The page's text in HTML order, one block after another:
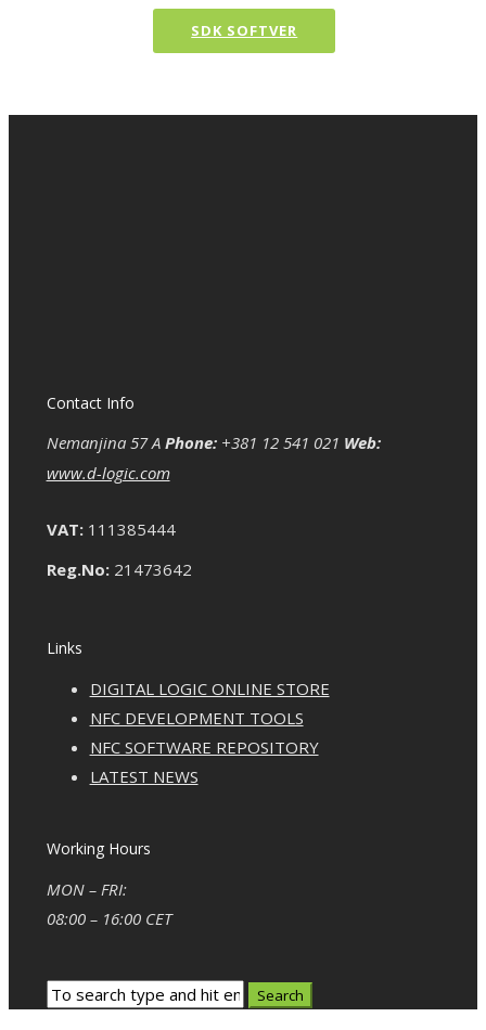
SDK SOFTVER
Contact Info
Nemanjina 57 A Phone:+381 12 541 021 Web:
www.d-logic.com
VAT:111385444
Reg.No:21473642
Links
DIGITAL LOGIC ONLINE STORE
NFC DEVELOPMENT TOOLS
NFC SOFTWARE REPOSITORY
LATEST NEWS
Working Hours
MON – FRI:
08:00 – 16:00 CET